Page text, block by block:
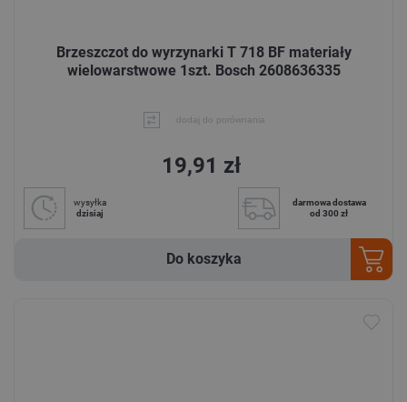
Brzeszczot do wyrzynarki T 718 BF materiały
wielowarstwowe 1szt. Bosch 2608636335
dodaj do porównania
19,91 zł
wysyłka
dzisiaj
darmowa dostawa
od 300 zł
Do koszyka